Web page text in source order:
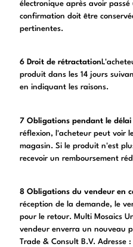
électronique après avoir
confirmation doit être
pertinentes.
6 Droit de rétractation
produit dans les 14 jours
en indiquant les raisons.
7 Obligations pendant le délai
réflexion, l'acheteur peut voir
magasin. Si le produit n'est
recevoir un remboursement
8 Obligations du vendeur en
réception de la demande, le
pour le retour. Multi Mosaics
vendeur enverra un nouveau
Trade & Consult B.V. Adresse